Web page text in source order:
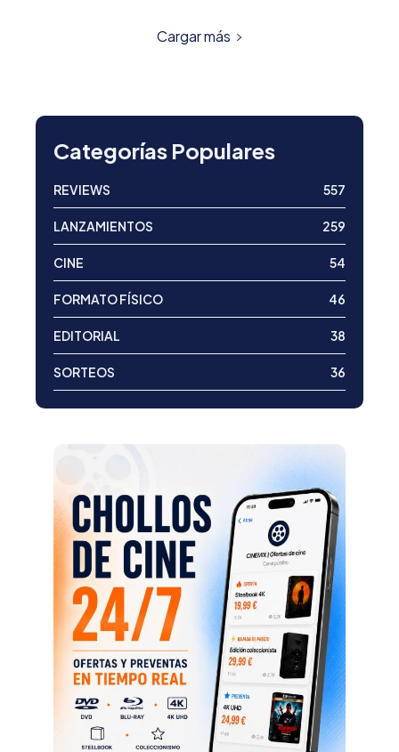
Cargar más
Categorías Populares
REVIEWS 557
LANZAMIENTOS 259
CINE 54
FORMATO FÍSICO 46
EDITORIAL 38
SORTEOS 36